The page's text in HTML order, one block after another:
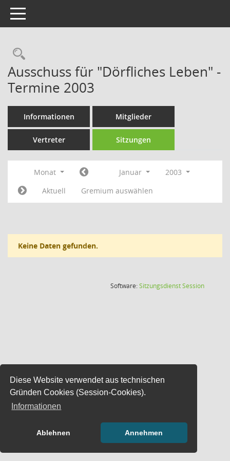
Diese Website verwendet aus technischen
Gründen Cookies (Session-Cookies).
Informationen
Ablehnen Annehmen
Toggle navigation
Rechercheauswahl
Ausschuss für "Dörfliches Leben" -
Termine 2003
Informationen Mitglieder
Vertreter Sitzungen
Monat Januar
2003
Aktuell
Gremium auswählen
Keine Daten gefunden.
Software:SitzungsdienstSession(Wird in